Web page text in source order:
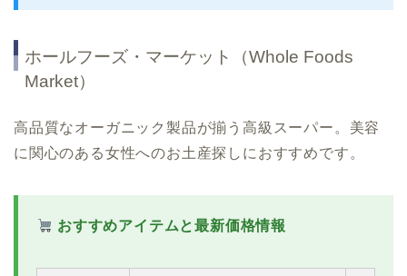
ホールフーズ・マーケット（Whole Foods
Market）
高品質なオーガニック製品が揃う高級スーパー。美容
に関心のある女性へのお土産探しにおすすめです。
おすすめアイテムと最新価格情報